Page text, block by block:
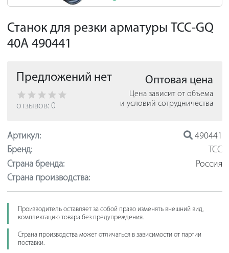
Станок для резки арматуры ТСС-GQ
40A 490441
Предложений нет
отзывов: 0
Оптовая цена
Цена зависит от объема
и условий сотрудничества
Артикул:
490441
Бренд:
ТСС
Страна бренда:
Россия
Страна производства:
Производитель оставляет за собой право изменять внешний вид,
комплектацию товара без предупреждения.
Страна производства может отличаться в зависимости от партии
поставки.